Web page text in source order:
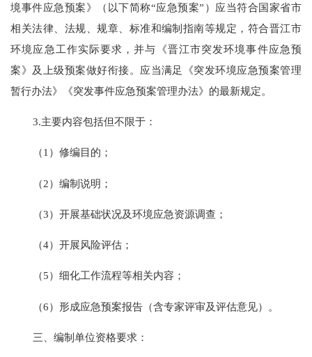
境事件应急预案》（以下简称“应急预案”）应当符合国家省市
相关法律、法规、规章、标准和编制指南等规定，符合晋江市
环境应急工作实际要求 ，并与《晋江市突发环境事件应急预
案》及上级预案做好衔接。应当满足《突发环境应急预案管理
暂行办法》《突发事件应急预案管理办法》的最新规定。
3.主要内容包括但不限于：
（1）修编目的；
（2）编制说明；
（3）开展基础状况及环境应急资源调查；
（4）开展风险评估；
（5）细化工作流程等相关内容；
（6）形成应急预案报告（含专家评审及评估意见）。
三、编制单位资格要求：